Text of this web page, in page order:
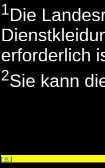
1Die
erforderlich
2Sie kann
[ « ]